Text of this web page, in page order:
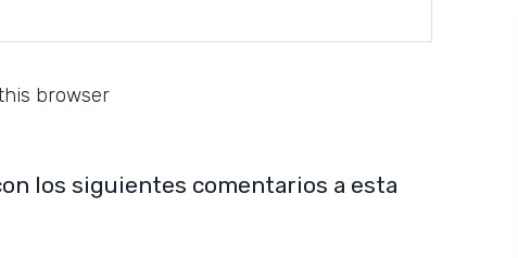
browser
los siguientes comentarios a esta